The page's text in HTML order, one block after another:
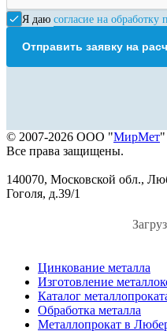
Я даю согласие на
Отправить заявку на
© 2007-2026 ООО "МирМет"
Все права защищены.
140070, Московской обл.,
Гоголя, д.39/1
Цинкование металла
Изготовление
Каталог
Обработка металла
Металлопрокат в